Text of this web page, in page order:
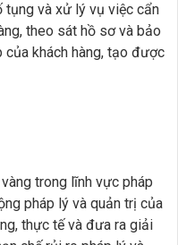
tụng và xử lý vụ việc cẩn
theo sát hồ sơ và bảo
của khách hàng, tạo được
trong lĩnh vực pháp
pháp lý và quản trị của
thực tế và đưa ra giải